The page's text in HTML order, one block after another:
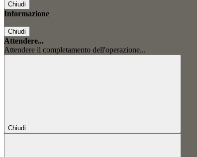
Chiudi
Informazione
Chiudi
Attendere...
Attendere il completamento dell'operazione...
Chiudi